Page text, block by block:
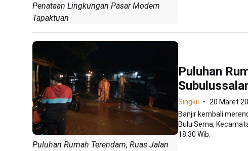
Penataan Lingkungan Pasar Modern
Tapaktuan
Puluhan Rumah Terendam, Ruas Jalan
Puluhan
Singkil
20 Maret
Banjir kembali
Bulu Sema,
18.30 Wib.